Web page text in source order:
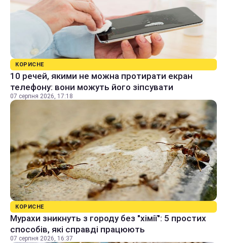
КОРИСНЕ
10 речей, якими не можна протирати екран
телефону: вони можуть його зіпсувати
07 серпня 2026, 17:18
КОРИСНЕ
Мурахи зникнуть з городу без "хімії": 5 простих
способів, які справді працюють
07 серпня 2026, 16:37